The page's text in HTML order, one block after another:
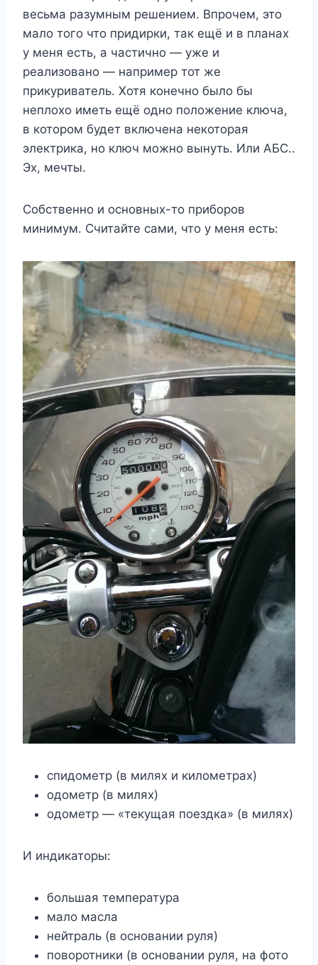
весьма разумным решением. Впрочем, это
мало того что придирки, так ещё и в планах
у меня есть, а частично — уже и
реализовано — например тот же
прикуриватель. Хотя конечно было бы
неплохо иметь ещё одно положение ключа,
в котором будет включена некоторая
электрика, но ключ можно вынуть. Или АБС..
Эх, мечты.
Собственно и основных-то приборов
минимум. Считайте сами, что у меня есть:
спидометр (в милях и километрах)
одометр (в милях)
одометр — «текущая поездка» (в милях)
И индикаторы:
большая температура
мало масла
нейтраль (в основании руля)
поворотники (в основании руля, на фото